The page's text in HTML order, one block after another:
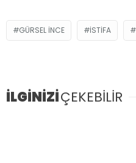
GÜRSEL INCE ISTIFA
İLGİNİZİÇEKEBİLİR